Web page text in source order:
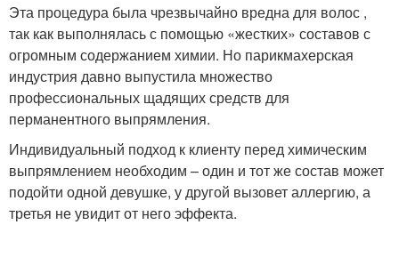
Эта процедура была чрезвычайно вредна для волос ,
так как выполнялась с помощью «жестких» составов с
огромным содержанием химии. Но парикмахерская
индустрия давно выпустила множество
профессиональных щадящих средств для
перманентного выпрямления.
Индивидуальный подход к клиенту перед химическим
выпрямлением необходим – один и тот же состав может
подойти одной девушке, у другой вызовет аллергию, а
третья не увидит от него эффекта.